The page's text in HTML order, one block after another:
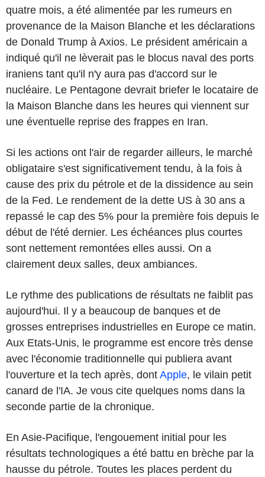
quatre mois, a été alimentée par les rumeurs en
provenance de la Maison Blanche et les déclarations
de Donald Trump à Axios. Le président américain a
indiqué qu'il ne lèverait pas le blocus naval des ports
iraniens tant qu'il n'y aura pas d'accord sur le
nucléaire. Le Pentagone devrait briefer le locataire de
la Maison Blanche dans les heures qui viennent sur
une éventuelle reprise des frappes en Iran.
Si les actions ont l'air de regarder ailleurs, le marché
obligataire s'est significativement tendu, à la fois à
cause des prix du pétrole et de la dissidence au sein
de la Fed. Le rendement de la dette US à 30 ans a
repassé le cap des 5% pour la première fois depuis le
début de l'été dernier. Les échéances plus courtes
sont nettement remontées elles aussi. On a
clairement deux salles, deux ambiances.
Le rythme des publications de résultats ne faiblit pas
aujourd'hui. Il y a beaucoup de banques et de
grosses entreprises industrielles en Europe ce matin.
Aux Etats-Unis, le programme est encore très dense
avec l'économie traditionnelle qui publiera avant
l'ouverture et la tech après, dont Apple, le vilain petit
canard de l'IA. Je vous cite quelques noms dans la
seconde partie de la chronique.
En Asie-Pacifique, l'engouement initial pour les
résultats technologiques a été battu en brèche par la
hausse du pétrole. Toutes les places perdent du